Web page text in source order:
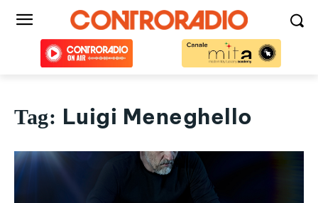
Tag: Luigi Meneghello